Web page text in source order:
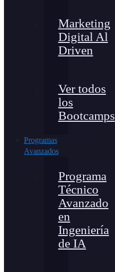
Marketing
Digital Al
Driven
Ver todos
los
Bootcamps
Programas
Avanzados
Programa
Técnico
Avanzado
en
Ingeniería
de IA